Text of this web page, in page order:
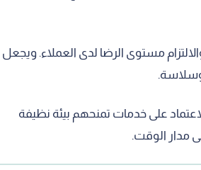
مستوى الرضا لدى العملاء. ويجعل
على خدمات تمنحهم بيئة نظيفة
الوقت.